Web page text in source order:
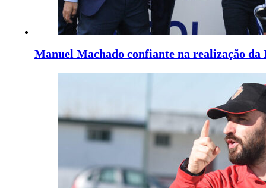
Manuel Machado confiante na realização da